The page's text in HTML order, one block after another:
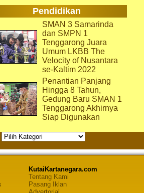
Pendidikan
SMAN 3 Samarinda
dan SMPN 1
Tenggarong Juara
Umum LKBB The
Velocity of Nusantara
se-Kaltim 2022
Penantian Panjang
Hingga 8 Tahun,
Gedung Baru SMAN 1
Tenggarong Akhirnya
Siap Digunakan
KutaiKartanegara.com
Tentang Kami
Pasang Iklan